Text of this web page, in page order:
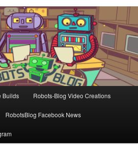
Builds Robots-Blog Video Creations
RobotsBlog Facebook News